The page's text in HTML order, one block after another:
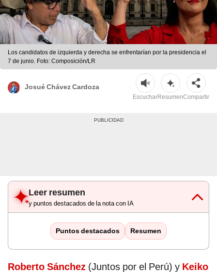
Los candidatos de izquierda y derecha se enfrentarían por la presidencia el
7 de junio. Foto: Composición/LR
Josué Chávez Cardoza
EscucharResumenCompartir
Leer resumen
y puntos destacados de la nota con IA
Puntos destacados Resumen
Roberto Sánchez (Juntos por el Perú) y Keiko